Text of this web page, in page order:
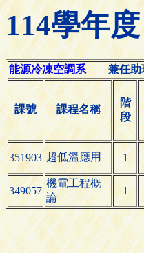
114學年
能源冷凍空調系 兼任助
課號 課程名稱
階
段
351903 超低溫應用 1
349057
機電工程概
論
1